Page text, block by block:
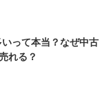
って本当？なぜ中古
れる？